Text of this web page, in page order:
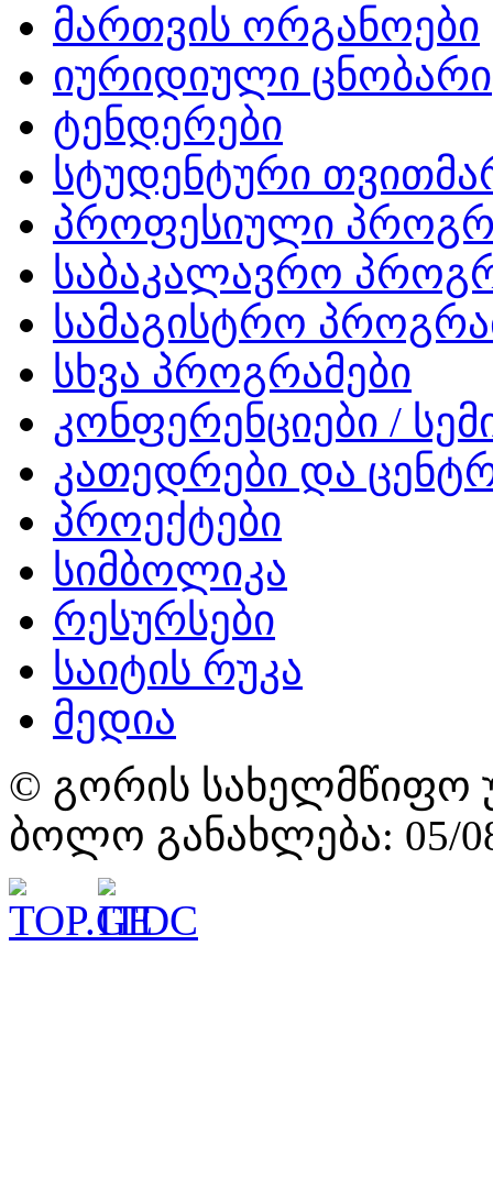
მართვის ორგანოები
იურიდიული ცნობარი
ტენდერები
სტუდენტური
პროფესიული
საბაკალავრო
სამაგისტრო
სხვა პროგრამები
კონფერენციები /
კათედრები და
პროექტები
სიმბოლიკა
რესურსები
საიტის რუკა
მედია
© გორის სახელმწიფო
ბოლო განახლება: 05/